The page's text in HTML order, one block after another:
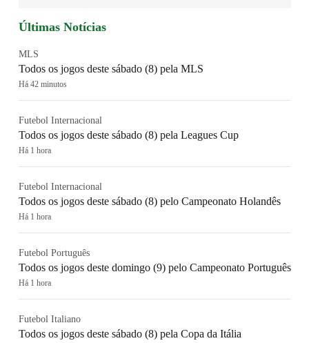
Últimas Notícias
MLS
Todos os jogos deste sábado (8) pela MLS
Há 42 minutos
Futebol Internacional
Todos os jogos deste sábado (8) pela Leagues Cup
Há 1 hora
Futebol Internacional
Todos os jogos deste sábado (8) pelo Campeonato Holandês
Há 1 hora
Futebol Português
Todos os jogos deste domingo (9) pelo Campeonato Português
Há 1 hora
Futebol Italiano
Todos os jogos deste sábado (8) pela Copa da Itália